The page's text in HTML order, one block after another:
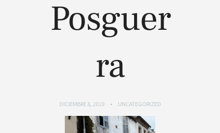
Posguer
ra
DICIEMBRE 8, 2019 UNCATEGORIZED